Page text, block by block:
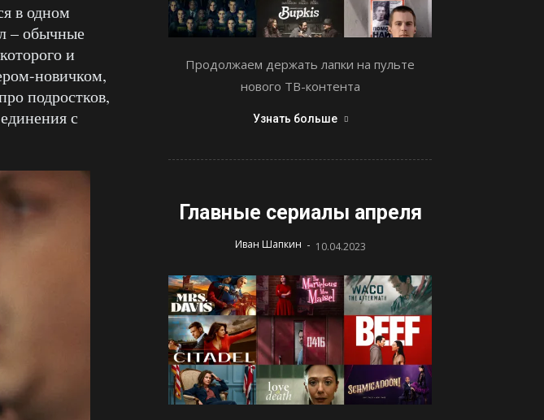
в одном
– обычные
и
новичком,
подростков,
с
Продолжаем держать лапки на пульте
нового ТВ-контента
Узнать больше
Главные сериалы апреля
Иван Шапкин - 10.04.2023